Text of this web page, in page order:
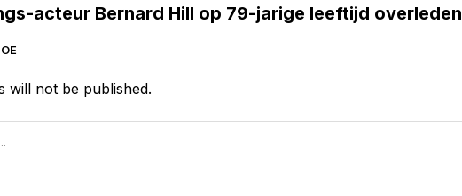
acteur Bernard Hill op 79-jarige leeftijd overleden
will not be published.